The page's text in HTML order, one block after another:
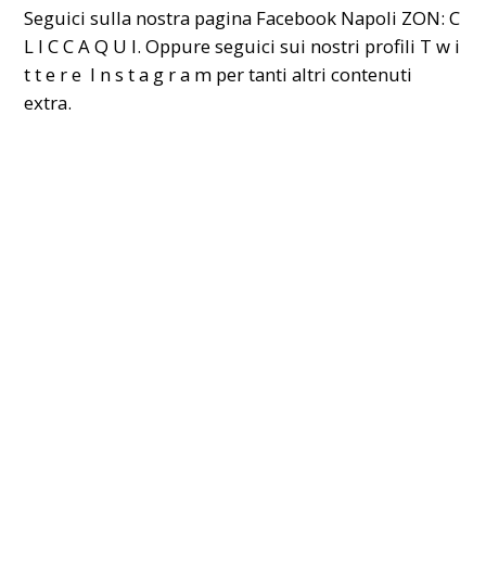
Seguici sulla nostra pagina Facebook Napoli ZON:C
L I C C A Q U I. Oppure seguici sui nostri profili T w i
t t e re I n s t a g r a m per tanti altri contenuti
extra.